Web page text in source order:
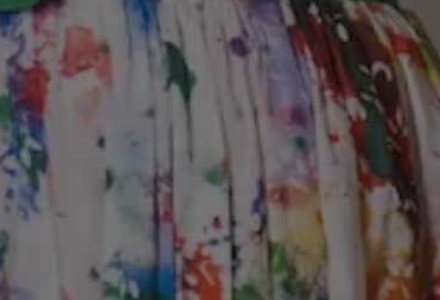
Unbedingt erforderliche Cookies ermöglichen
Ohne die unbedingt erforderlichen Cookies kann
Anbieter /
Domäne
Cloudflare
30 Minuten
CookieScriptConsent
CookieScript
www.hotel-
berghaus.at
1 Monat